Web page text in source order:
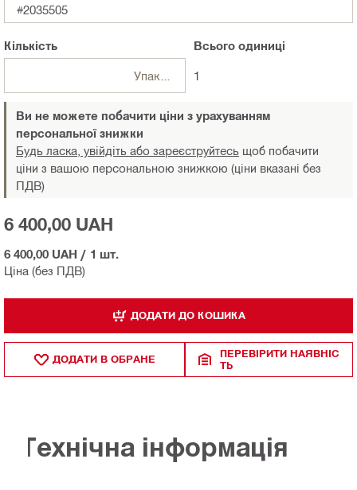
#2035505
Кількість
Упаковки
Всьогоодиниці
1
Ви не можете побачити ціни з урахуванням
персональної знижки
Будь ласка, увійдіть або зареєструйтесь щоб побачити
ціни з вашою персональною знижкою (ціни вказані без
ПДВ)
Ціна (без ПДВ)
6 400,00 UAH
6 400,00 UAH / 1 шт.
ДОДАТИ ДО КОШИКА
ДОДАТИ В ОБРАНЕ
ПЕРЕВІРИТИ НАЯВНІС
ТЬ
Технічна інформація